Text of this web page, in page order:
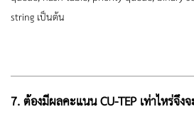
string เป็นต้น
7. ต้องมีผลคะแนน CU-TEP เท่าไหร่จึง